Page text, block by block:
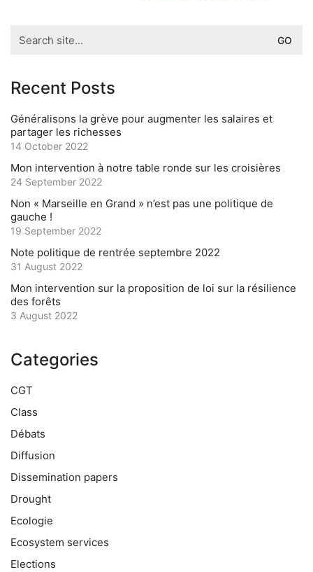
for:
Recent Posts
Généralisons la grève pour augmenter les salaires et
partager les richesses
14 October 2022
Mon intervention à notre table ronde sur les croisières
24 September 2022
Non « Marseille en Grand » n’est pas une politique de
gauche !
19 September 2022
Note politique de rentrée septembre 2022
31 August 2022
Mon intervention sur la proposition de loi sur la résilience
des forêts
3 August 2022
Categories
CGT
Class
Débats
Diffusion
Dissemination papers
Drought
Ecologie
Ecosystem services
Elections